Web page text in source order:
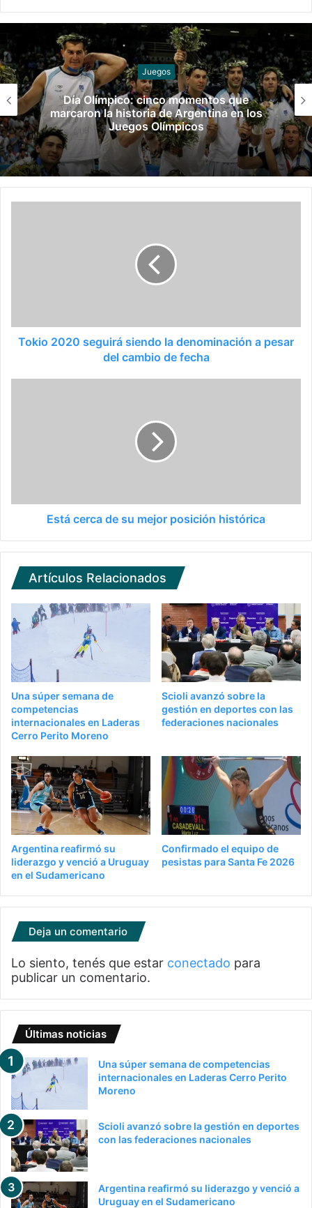
Hockey sobre césped y pista
Los Leones y Las Leonas ya tienen rivales
para la fase de grupos del Mundial
Tokio 2020 seguirá siendo la denominación a pesar
del cambio de fecha
Está cerca de su mejor posición histórica
Artículos Relacionados
Una súper semana de
competencias
internacionales en Laderas
Cerro Perito Moreno
Scioli avanzó sobre la
gestión en deportes con las
federaciones nacionales
Argentina reafirmó su
liderazgo y venció a Uruguay
en el Sudamericano
Confirmado el equipo de
pesistas para Santa Fe 2026
Deja un comentario
Lo siento, tenés que estar conectado para
publicar un comentario.
Últimas noticias
Una súper semana de competencias
internacionales en Laderas Cerro Perito
Moreno
Scioli avanzó sobre la gestión en deportes
con las federaciones nacionales
Argentina reafirmó su liderazgo y venció a
Uruguay en el Sudamericano